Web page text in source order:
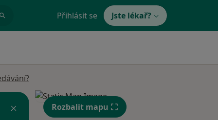
Přihlásit se Jste lékař?
Rozbalit mapu